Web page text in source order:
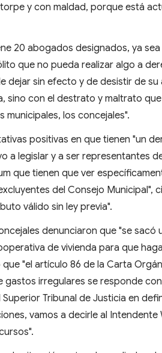
y con maldad, porque está
20 abogados designados, ya
que no pueda realizar algo a
dejar sin efecto y de desistir de
sino con el destrato y maltrato
los concejales".
positivas en que tienen "un
legislar y a ser representantes
que tienen que ver
del Consejo Municipal",
válido sin ley previa".
denunciaron que "se sacó
de vivienda para que
"el artículo 86 de la Carta
irregulares se responde
Tribunal de Justicia en
vamos a decirle al